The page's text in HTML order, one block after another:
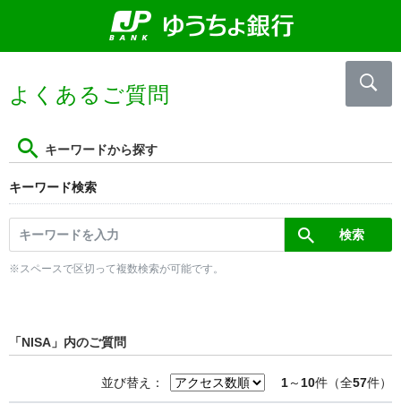
よくあるご質問
キーワードから探す
キーワード検索
※スペースで区切って複数検索が可能です。
「NISA」内のご質問
並び替え： 1～ 10件（全57件）